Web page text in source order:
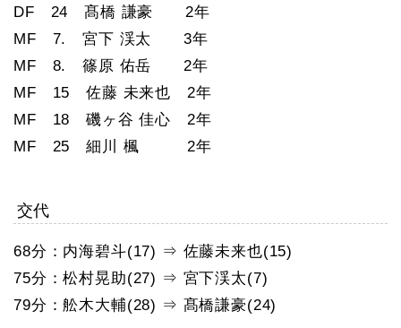
DF 24 髙橋 謙豪 2年
MF 7. 宮下 渓太 3年
MF 8. 篠原 佑岳 2年
MF 15 佐藤 未来也 2年
MF 18 磯ヶ谷 佳心 2年
MF 25 細川 楓 2年
交代
68分：内海碧斗(17) ⇒ 佐藤未来也(15)
75分：松村晃助(27) ⇒ 宮下渓太(7)
79分：舩木大輔(28) ⇒ 髙橋謙豪(24)